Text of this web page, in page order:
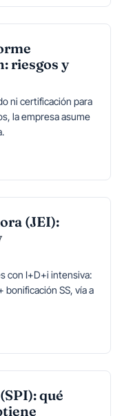
riesgos y
ni certificación para
la empresa asume
(JEI):
con I+D+i intensiva:
bonificación SS, vía a
qué